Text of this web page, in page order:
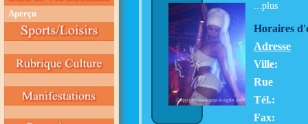
Aperçu
...plus
Horaires
Adresse
Ville:
Rue
Tél.:
Fax: